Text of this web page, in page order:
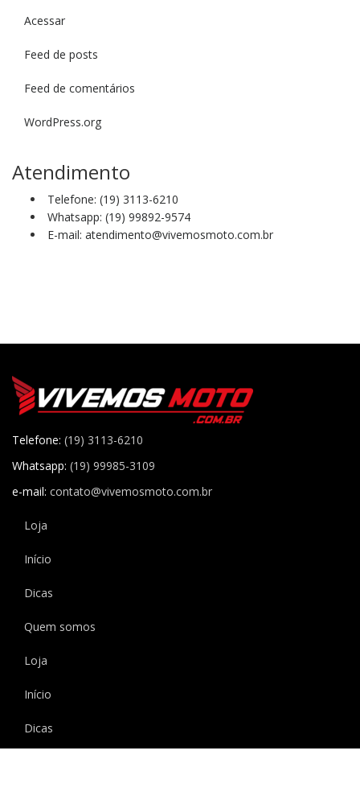
Acessar
Feed de posts
Feed de comentários
WordPress.org
Atendimento
Telefone: (19) 3113-6210
Whatsapp: (19) 99892-9574
E-mail: atendimento@vivemosmoto.com.br
Telefone: (19) 3113-6210
Whatsapp: (19) 99985-3109
e-mail: contato@vivemosmoto.com.br
Loja
Início
Dicas
Quem somos
Loja
Início
Dicas